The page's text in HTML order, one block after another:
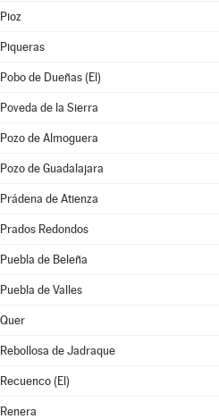
Pioz
Piqueras
Pobo de Dueñas (El)
Poveda de la Sierra
Pozo de Almoguera
Pozo de Guadalajara
Prádena de Atienza
Prados Redondos
Puebla de Beleña
Puebla de Valles
Quer
Rebollosa de Jadraque
Recuenco (El)
Renera